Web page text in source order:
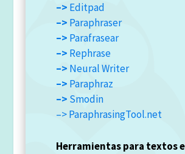
–> Editpad
–> Paraphraser
–> Parafrasear
–> Rephrase
–> Neural Writer
–> Paraphraz
–> Smodin
–> ParaphrasingTool.net
Herramientas para textos